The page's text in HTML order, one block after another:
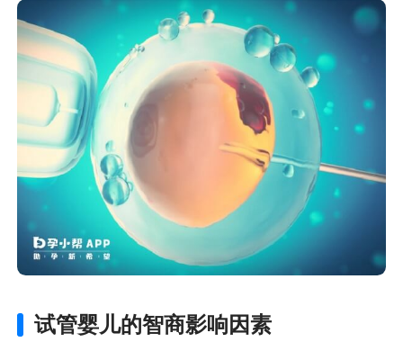
试管婴儿的智商影响因素